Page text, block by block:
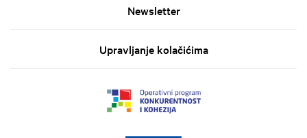
Newsletter
Upravljanje kolačićima